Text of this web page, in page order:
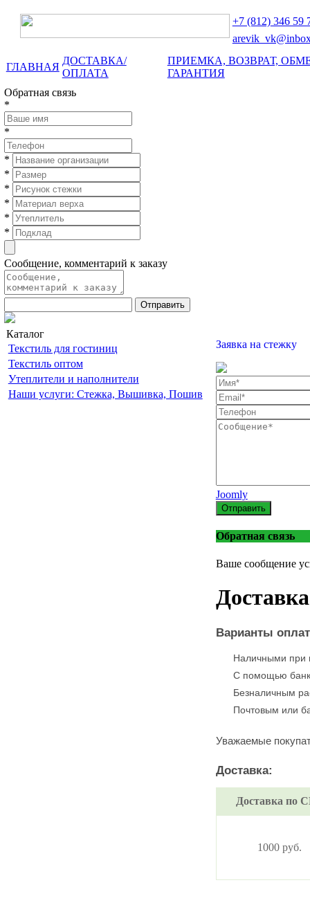
+7 (812)346 59
ГЛАВНАЯ
ДОСТАВКА/
ОПЛАТА
ПРИЕМКА, ВОЗВРАТ,
ГАРАНТИЯ
Обратная связь
*
*
*
*
*
*
*
*
Сообщение, комментарий к заказу
Отправить
Каталог
Текстиль для гостиниц
Текстиль оптом
Утеплители и наполнители
Наши услуги: Стежка, Вышивка, Пошив
Заявка на стежку
Joomly
Отправить
Обратная связь
Ваше сообщение
Варианты
Наличными при
С помощью
Безналичным
Почтовым или
Уважаемые
Доставка:
Доставка по
1000 руб.